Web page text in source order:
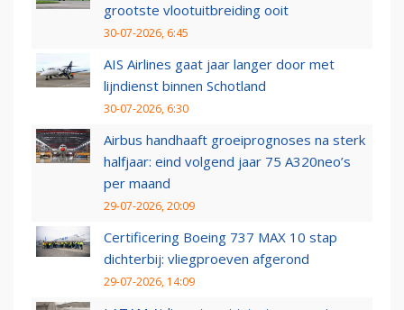
grootste vlootuitbreiding ooit
30-07-2026, 6:45
AIS Airlines gaat jaar langer door met
lijndienst binnen Schotland
30-07-2026, 6:30
Airbus handhaaft groeiprognoses na sterk
halfjaar: eind volgend jaar 75 A320neo’s
per maand
29-07-2026, 20:09
Certificering Boeing 737 MAX 10 stap
dichterbij: vliegproeven afgerond
29-07-2026, 14:09